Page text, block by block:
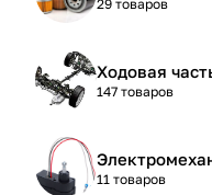
29 товаров
Ходовая
147 товаров
11 товаров